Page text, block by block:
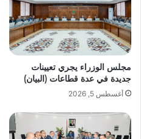
مجلس الوزراء يجري تعيينات
جديدة في عدة قطاعات (البيان)
أغسطس 5, 2026